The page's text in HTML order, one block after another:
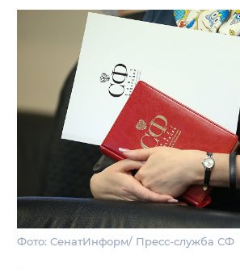
Фото: СенатИнформ/ Пресс-служба СФ